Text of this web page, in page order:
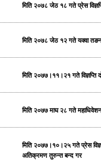
मिति २०७८ जेठ १८ गते प्रेस
मिति २०७८ जेठ १२ गते यक्वा
मिति २०७७।११।२१ गते विज्ञप्ति
मिति २०७७ माघ २८ गते
मिति २०७७।१०।२५ गते प्रेस
अतिक्रमण तुरुन्त बन्द गर